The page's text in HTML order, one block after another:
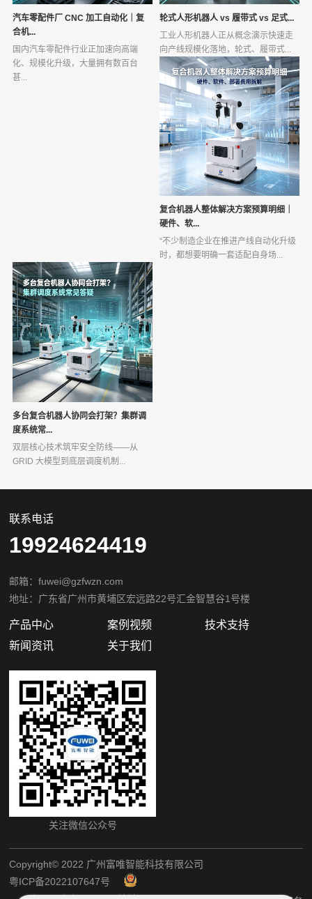
汽车零配件厂 CNC 加工自动化｜复
合机...
国内汽车零配件行业正加速向高端
化、规模化升级，大量拥有数百台
甚...
轮式人形机器人 vs 履带式 vs 足式...
工业人形机器人正从概念演示快速走
向产线规模化落地，轮式、履带式...
复合机器人整体解决方案预算明细｜
硬件、软...
“不少制造企业在推进产线自动化升级
时，都想要明确一套适配自身场...
多台复合机器人协同会打架？集群调
度系统常...
双层核心技术筑牢安全防线——从
GRID 大模型到底层调度机制...
联系电话
19924624419
邮箱：fuwei@gzfwzn.com
地址：广东省广州市黄埔区宏远路22号汇金智慧谷1号楼
产品中心 案例视频
技术支持
新闻资讯
关于我们
关注微信公众号
Copyright©️ 2022 广州富唯智能科技有限公司
粤ICP备2022107647号